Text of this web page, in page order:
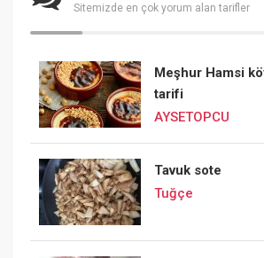
Sitemizde en çok yorum alan tarifler
Meşhur Hamsi
tarifi
AYSETOPCU
Tavuk sote
Tuğçe